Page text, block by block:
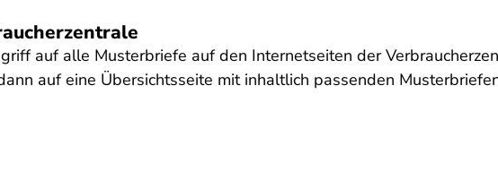
auf alle Musterbriefe auf den Internetseiten der
auf eine Übersichtsseite mit inhaltlich passenden